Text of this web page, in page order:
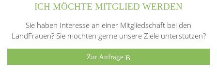
ICH MÖCHTE MITGLIED WERDEN
Sie haben Interesse an einer Mitgliedschaft bei den
LandFrauen? Sie möchten gerne unsere Ziele unterstützen?
Zur Anfrage